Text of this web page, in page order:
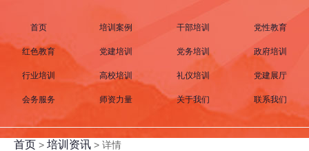
首页 培训案例 干部培训 党性教育
红色教育 党建培训 党务培训 政府培训
行业培训 高校培训 礼仪培训 党建展厅
会务服务 师资力量 关于我们 联系我们
首页 > 培训资讯 > 详情